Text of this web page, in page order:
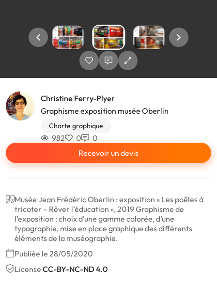
Christine Ferry-Plyer
Graphisme exposition musée Oberlin
Charte graphique
982 0
0
Recevoir un devis
Musée Jean Frédéric Oberlin : exposition « Les poêles à
tricoter – Rêver l’éducation », 2019 Graphisme de
l’exposition : choix d’une gamme colorée, d’une
typographie, mise en place graphique des différents
éléments de la muséographie.
Publiée le 28/05/2020
License CC-BY-NC-ND 4.0